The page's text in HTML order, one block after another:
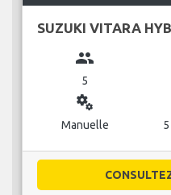
SUZUKI VITARA
group
5
miscellaneous_services
Manuelle